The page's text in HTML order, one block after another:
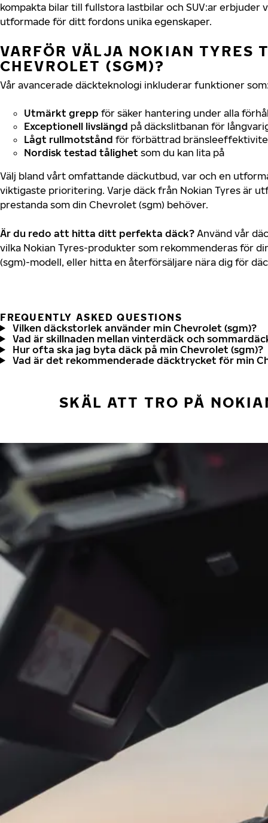
kompakta bilar till fullstora lastbilar och SUV:ar erbjuder
utformade för ditt fordons unika egenskaper.
VARFÖR VÄLJA NOKIAN TYRES
CHEVROLET (SGM)?
Vår avancerade däckteknologi inkluderar funktioner
Utmärkt grepp för säker hantering under alla
Exceptionell livslängd på däckslitbanan för
Lågt rullmotstånd för förbättrad
Nordisk testad tålighet som du kan lita på
Välj bland vårt omfattande däckutbud, var och en
viktigaste prioritering. Varje däck från Nokian Tyres är
prestanda som din Chevrolet (sgm) behöver.
Är du redo att hitta ditt perfekta däck? Använd vår
vilka Nokian Tyres-produkter som rekommenderas för
(sgm)-modell, eller hitta en återförsäljare nära dig för
FREQUENTLY ASKED QUESTIONS
Vilken däckstorlek använder min Chevrolet (sgm)?
Vad är skillnaden mellan vinterdäck och
Hur ofta ska jag byta däck på min Chevrolet (sgm)?
Vad är det rekommenderade däcktrycket för min
SKÄL ATT TRO PÅ